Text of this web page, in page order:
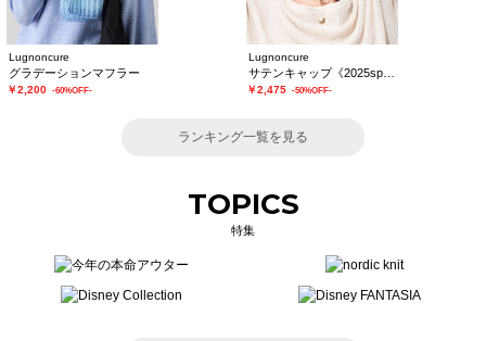
Lugnoncure
グラデーションマフラー
￥2,200 -60%OFF-
Lugnoncure
￥2,475 -50%OFF-
ランキング一覧を見る
TOPICS
特集